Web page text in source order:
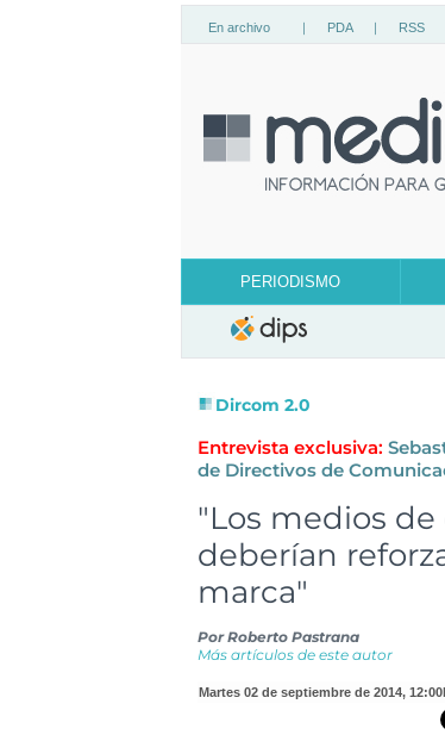
En archivo | PDA | RSS
PERIODISMO
Dircom 2.0
Entrevista exclusiva:
de Directivos de
"Los medios
deberían
marca"
PorRoberto Pastrana
Más artículos de este autor
martes 02 de septiembre de 2014,